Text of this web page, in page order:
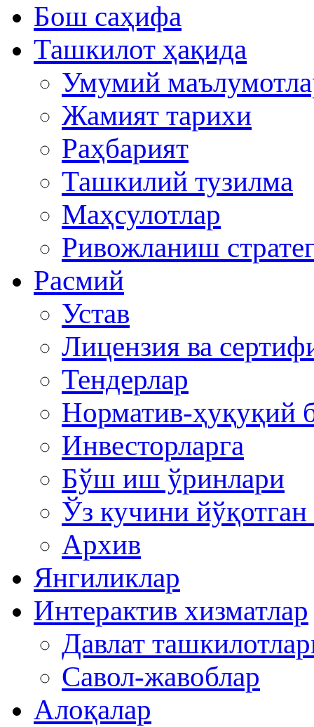
Бош саҳифа
Ташкилот ҳақида
Умумий
Жамият тарихи
Раҳбарият
Ташкилий тузилма
Маҳсулотлар
Ривожланиш
Расмий
Устав
Лицензия ва
Тендерлар
Норматив-ҳуқуқий
Инвесторларга
Бўш иш ўринлари
Ўз кучини
Архив
Янгиликлар
Интерактив хизматлар
Давлат
Савол-жавоблар
Алоқалар